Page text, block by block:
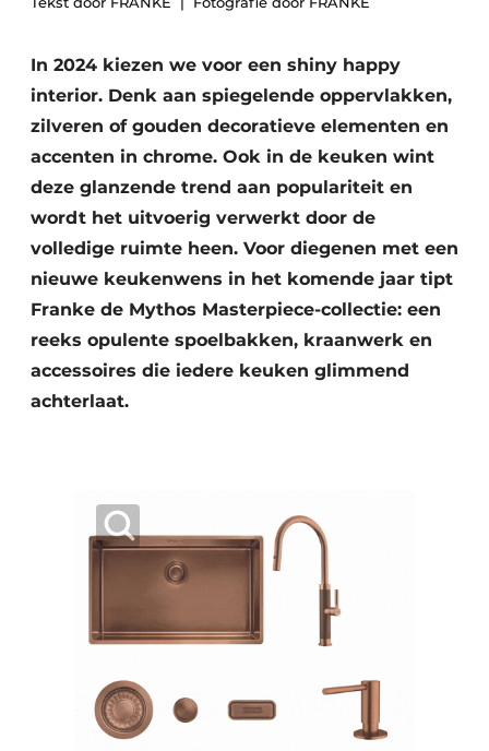
Privacy / Cookie statement
Vacatures
Video’s
Werkbladen
Meubelbeslag & Kastindeling
In 2024 kiezen we voor een shiny happy
interior. Denk aan spiegelende oppervlakken,
zilveren of gouden decoratieve elementen en
accenten in chrome. Ook in de keuken wint
deze glanzende trend aan populariteit en
wordt het uitvoerig verwerkt door de
volledige ruimte heen. Voor diegenen met een
nieuwe keukenwens in het komende jaar tipt
Franke de Mythos Masterpiece-collectie: een
reeks opulente spoelbakken, kraanwerk en
accessoires die iedere keuken glimmend
achterlaat.